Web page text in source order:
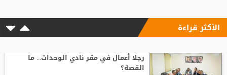
الأكثر قراءة
رجلا أعمال في مقر نادي الوحدات... ما
القصة؟